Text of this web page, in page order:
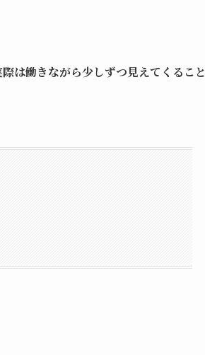
は働きながら少しずつ見えてくること